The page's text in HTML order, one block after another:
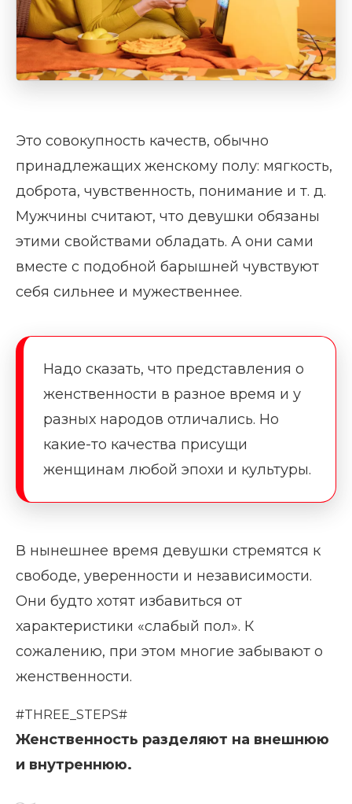
Это совокупность качеств, обычно
принадлежащих женскому полу: мягкость,
доброта, чувственность, понимание и т. д.
Мужчины считают, что девушки обязаны
этими свойствами обладать. А они сами
вместе с подобной барышней чувствуют
себя сильнее и мужественнее.
Надо сказать, что представления о
женственности в разное время и у
разных народов отличались. Но
какие-то качества присущи
женщинам любой эпохи и культуры.
В нынешнее время девушки стремятся к
свободе, уверенности и независимости.
Они будто хотят избавиться от
характеристики «слабый пол». К
сожалению, при этом многие забывают о
женственности.
#THREE_STEPS#
Женственность разделяют на внешнюю
и внутреннюю.